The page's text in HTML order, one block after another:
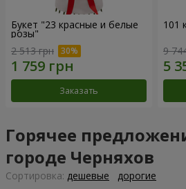
Букет "23 красные и белые
розы"
2 513 грн
Заказать
101
9
Горячее
городе Черняхов
Cортировка: дешевые дорогие